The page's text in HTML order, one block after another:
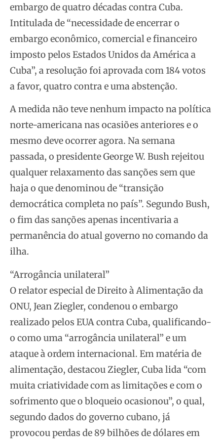
embargo de quatro décadas contra Cuba.
Intitulada de “necessidade de encerrar o
embargo econômico, comercial e financeiro
imposto pelos Estados Unidos da América a
Cuba”, a resolução foi aprovada com 184 votos
a favor, quatro contra e uma abstenção.
A medida não teve nenhum impacto na política
norte-americana nas ocasiões anteriores e o
mesmo deve ocorrer agora. Na semana
passada, o presidente George W. Bush rejeitou
qualquer relaxamento das sanções sem que
haja o que denominou de “transição
democrática completa no país”. Segundo Bush,
o fim das sanções apenas incentivaria a
permanência do atual governo no comando da
ilha.
“Arrogância unilateral”
O relator especial de Direito à Alimentação da
ONU, Jean Ziegler, condenou o embargo
realizado pelos EUA contra Cuba, qualificando-
o como uma “arrogância unilateral” e um
ataque à ordem internacional. Em matéria de
alimentação, destacou Ziegler, Cuba lida “com
muita criatividade com as limitações e com o
sofrimento que o bloqueio ocasionou”, o qual,
segundo dados do governo cubano, já
provocou perdas de 89 bilhões de dólares em